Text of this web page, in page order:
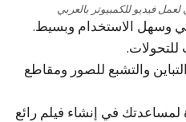
فيديو للكمبيوتر بالعربي
وسهل الاستخدام وبسيط.
للتحولات.
والتشبع للصور ومقاطع
لمساعدتك في إنشاء فيلم رائع